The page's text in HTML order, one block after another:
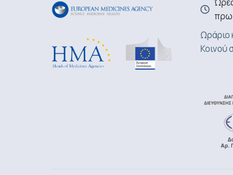
Ωράριο
Κοινού